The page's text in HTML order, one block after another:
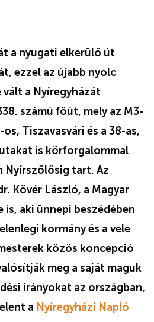
a nyugati elkerülő út
ezzel az újabb nyolc
a Nyíregyházát
számú főút, mely az M3-
Tiszavasvári és a 38-as,
is körforgalommal
Nyírszőlősig tart. Az
Kövér László, a Magyar
is, aki ünnepi beszédében
kormány és a vele
közös koncepció
meg a saját maguk
irányokat az országban,
a Nyíregyházi Napló